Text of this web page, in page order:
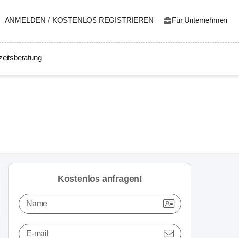
ANMELDEN / KOSTENLOS REGISTRIEREN Für Unternehmen
Kostenlos anfragen!
Name
E-mail